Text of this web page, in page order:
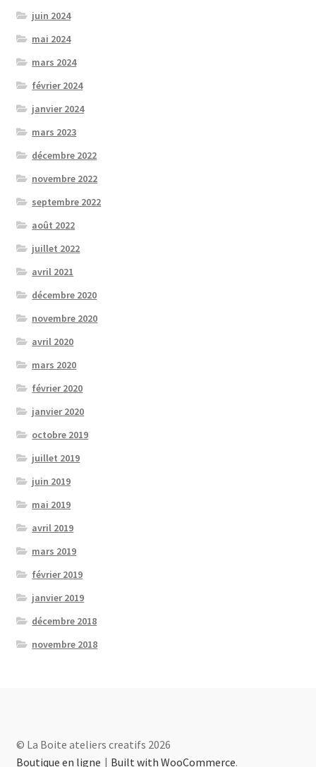
juin 2024
mai 2024
mars 2024
février 2024
janvier 2024
mars 2023
décembre 2022
novembre 2022
septembre 2022
août 2022
juillet 2022
avril 2021
décembre 2020
novembre 2020
avril 2020
mars 2020
février 2020
janvier 2020
octobre 2019
juillet 2019
juin 2019
mai 2019
avril 2019
mars 2019
février 2019
janvier 2019
décembre 2018
novembre 2018
© La Boite ateliers creatifs 2026
Boutique en ligne
Built with WooCommerce.